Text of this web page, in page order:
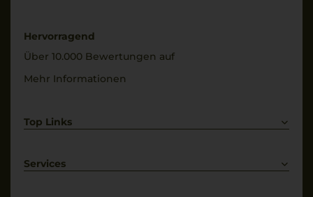
9,5 g/L
Hervorragend
Über 10.000 Bewertungen auf
Mehr Informationen
Top Links
Weißwein
Services